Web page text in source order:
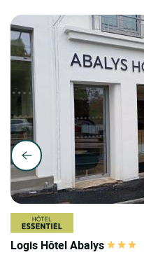
Logis Hôtel Abalys